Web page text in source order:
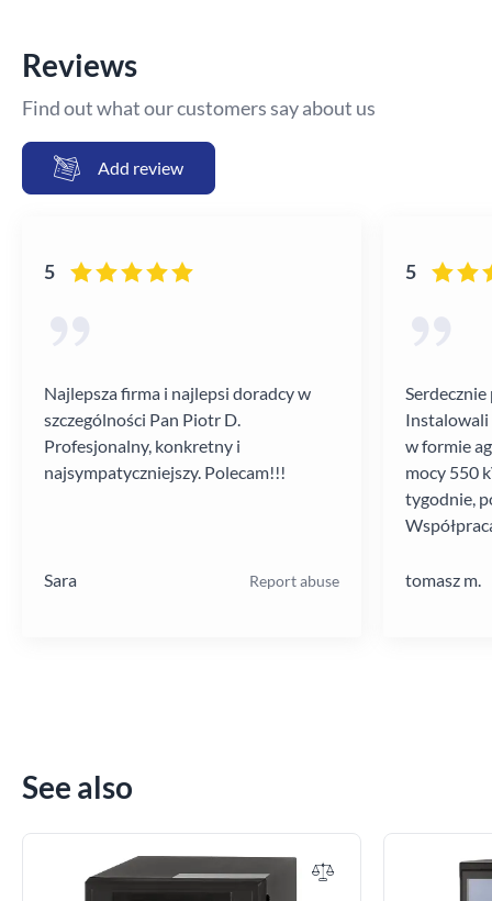
Reviews
Find out what our customers say about us
Add review
5
Najlepsza firma i najlepsi doradcy w
szczególności Pan Piotr D.
Profesjonalny, konkretny i
najsympatyczniejszy. Polecam!!!
Sara Report abuse
5
Instalowali
w formie
mocy 550
tygodnie,
tomasz m.
See also